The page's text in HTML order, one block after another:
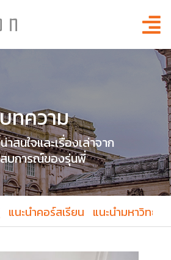
บทความ
สนใจและเรื่องเล่าจาก
บการณ์ของรุ่นพี่
แนะนำคอร์สเรียน แนะนำมหาวิทยา